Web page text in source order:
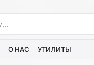
О НАС УТИЛИТЫ